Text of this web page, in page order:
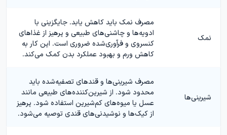
نمک
مصرف نمک باید کاهش یابد. جایگزینی با
ادویه‌ها و چاشنی‌های طبیعی و پرهیز از غذاهای
کنسروی و فرآوری‌شده ضروری است. این کار به
کاهش ورم و بهبود عملکرد بدن کمک می‌کند.
شیرینی‌ها
مصرف شیرینی‌ها و قندهای تصفیه‌شده باید
محدود شود. از شیرین‌کننده‌های طبیعی مانند
عسل یا میوه‌های کم‌شیرین استفاده شود. پرهیز
از کیک‌ها و نوشیدنی‌های قندی توصیه می‌شود.